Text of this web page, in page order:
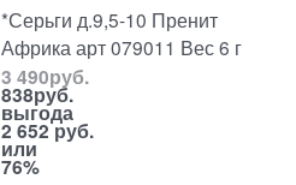
*Серьги д.9,5-10 Пренит
Африка арт 079011 Вес 6 г
3 490руб.
838руб.
выгода
2 652 руб.
или
76%